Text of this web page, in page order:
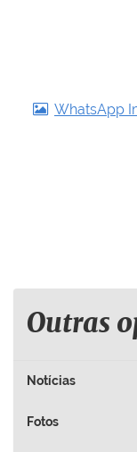
WhatsApp
Outras
Notícias
Fotos